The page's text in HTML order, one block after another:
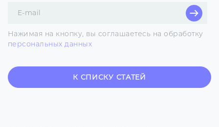
для
mail
Нажимая на кнопку, вы соглашаетесь на обработку
персональных данных
К СПИСКУ СТАТЕЙ